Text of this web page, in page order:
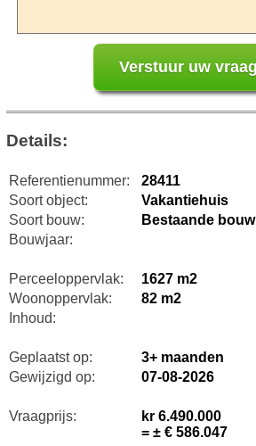
Details:
Referentienummer:
28411
Soort object:
Vakantiehuis
Soort bouw:
Bestaande bouw
Bouwjaar:
Perceeloppervlak:
1627 m2
Woonoppervlak:
82 m2
Inhoud:
Geplaatst op:
3+ maanden
Gewijzigd op:
07-08-2026
Vraagprijs:
kr 6.490.000
= ± € 586.047